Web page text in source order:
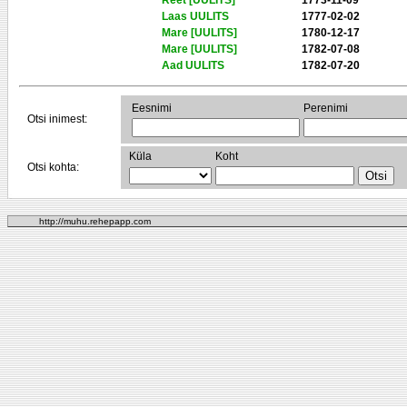
Laas UULITS
1777-02-02
Mare [UULITS]
1780-12-17
Mare [UULITS]
1782-07-08
Aad UULITS
1782-07-20
Otsi inimest:
Eesnimi Perenimi
Otsi kohta:
Küla Koht
http://muhu.rehepapp.com